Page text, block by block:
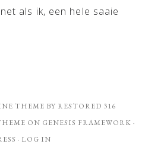
als ik, een hele saaie
THEME BY RESTORED 316
ON GENESIS FRAMEWORK ·
· LOG IN